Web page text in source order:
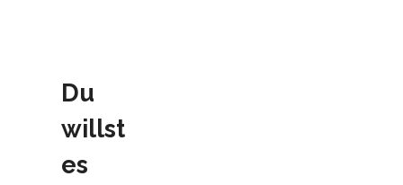
Du
willst
es